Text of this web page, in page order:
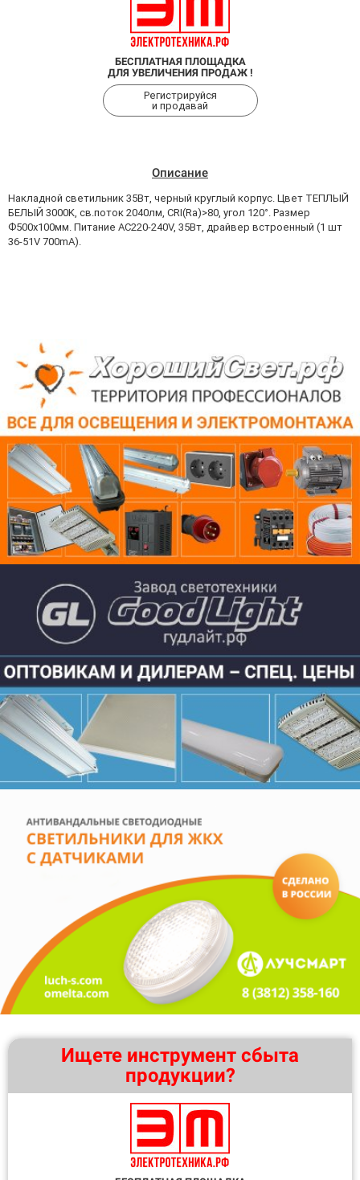
БЕСПЛАТНАЯ ПЛОЩАДКА
ДЛЯ УВЕЛИЧЕНИЯ ПРОДАЖ !
Регистрируйся
и продавай
Описание
Накладной светильник 35Вт, черный круглый корпус. Цвет ТЕПЛЫЙ
БЕЛЫЙ 3000K, св.поток 2040лм, CRI(Ra)>80, угол 120°. Размер
Ф500x100мм. Питание AC220-240V, 35Вт, драйвер встроенный (1 шт
36-51V 700mA).
Ищете инструмент сбыта
продукции?